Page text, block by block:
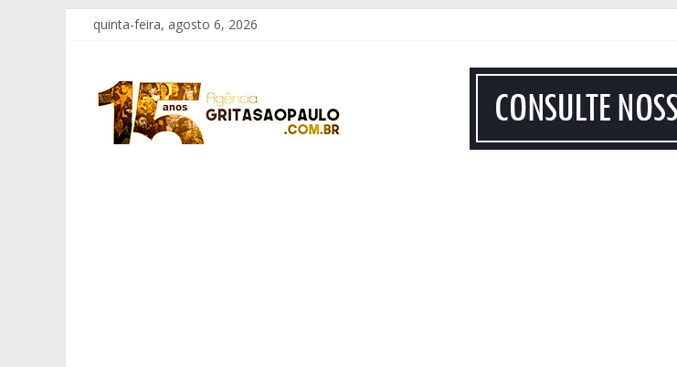
Pular
para
conteúdo
quinta-feira, agosto 6, 2026
Grita
São